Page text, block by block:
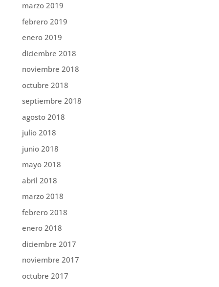
marzo 2019
febrero 2019
enero 2019
diciembre 2018
noviembre 2018
octubre 2018
septiembre 2018
agosto 2018
julio 2018
junio 2018
mayo 2018
abril 2018
marzo 2018
febrero 2018
enero 2018
diciembre 2017
noviembre 2017
octubre 2017